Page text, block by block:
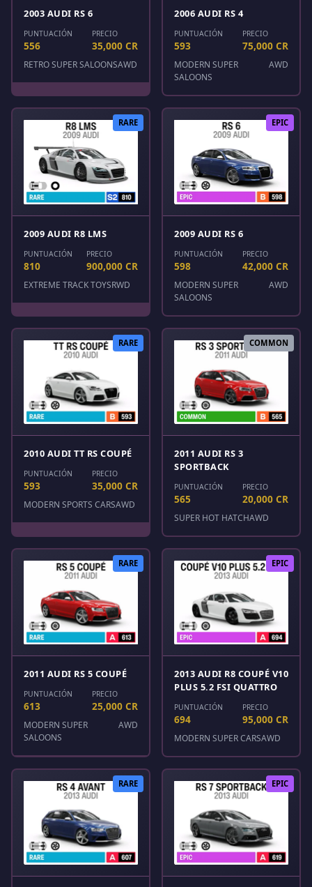
2003 AUDI RS 6
PUNTUACIÓN
556
PRECIO
35,000 CR
RETRO SUPER SALOONSAWD
2006 AUDI RS 4
PUNTUACIÓN
593
PRECIO
75,000 CR
MODERN SUPER
SALOONS
AWD
RARE
2009 AUDI R8 LMS
PUNTUACIÓN
810
PRECIO
900,000 CR
EXTREME TRACK TOYSRWD
EPIC
2009 AUDI RS 6
PUNTUACIÓN
598
PRECIO
42,000 CR
MODERN SUPER
SALOONS
AWD
RARE
2010 AUDI TT RS COUPÉ
PUNTUACIÓN
593
PRECIO
35,000 CR
MODERN SPORTS CARSAWD
COMMON
2011 AUDI RS 3
SPORTBACK
PUNTUACIÓN
565
PRECIO
20,000 CR
SUPER HOT HATCHAWD
RARE
2011 AUDI RS 5 COUPÉ
PUNTUACIÓN
613
PRECIO
25,000 CR
MODERN SUPER
SALOONS
AWD
EPIC
2013 AUDI R8 COUPÉ V10
PLUS 5.2 FSI QUATTRO
PUNTUACIÓN
694
PRECIO
95,000 CR
MODERN SUPER CARSAWD
RARE EPIC